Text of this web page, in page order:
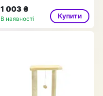
1 003 ₴
В наявності Купити